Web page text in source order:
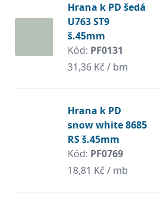
Hrana k PD šedá
U763 ST9
š.45mm
Kód: PF0131
31,36 Kč / bm
Hrana k PD
snow white 8685
RS š.45mm
Kód: PF0769
18,81 Kč / mb